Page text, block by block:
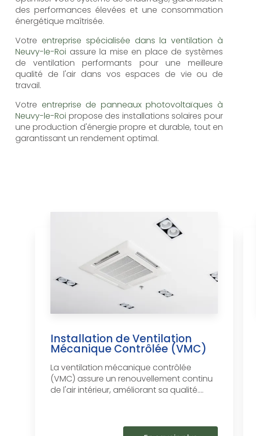
des performances élevées et une consommation
énergétique maîtrisée.
Votre entreprise spécialisée dans la ventilation à
Neuvy-le-Roi assure la mise en place de systèmes
de ventilation performants pour une meilleure
qualité de l'air dans vos espaces de vie ou de
travail.
Votre entreprise de panneaux photovoltaïques à
Neuvy-le-Roi propose des installations solaires pour
une production d'énergie propre et durable, tout en
garantissant un rendement optimal.
Installation de Ventilation
Mécanique Contrôlée (VMC)
La ventilation mécanique contrôlée
(VMC) assure un renouvellement continu
de l'air intérieur, améliorant sa qualité....